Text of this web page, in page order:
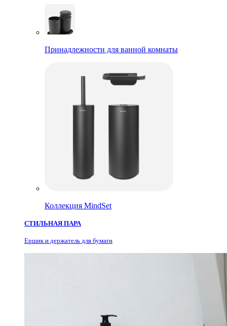
Принадлежности для ванной комнаты
Коллекция MindSet
СТИЛЬНАЯ ПАРА
Ершик и держатель для бумаги